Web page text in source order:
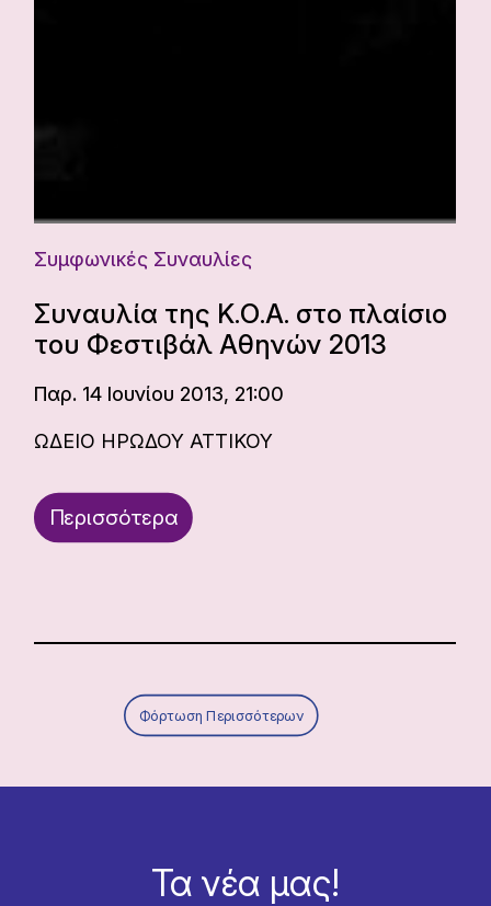
Συμφωνικές Συναυλίες
Συναυλία της Κ.Ο.Α. στο πλαίσιο
του Φεστιβάλ Αθηνών 2013
Παρ. 14 Ιουνίου 2013, 21:00
ΩΔΕΙΟ ΗΡΩΔΟΥ ΑΤΤΙΚΟΥ
Περισσότερα
Φόρτωση Περισσότερων
Τα νέα μας!